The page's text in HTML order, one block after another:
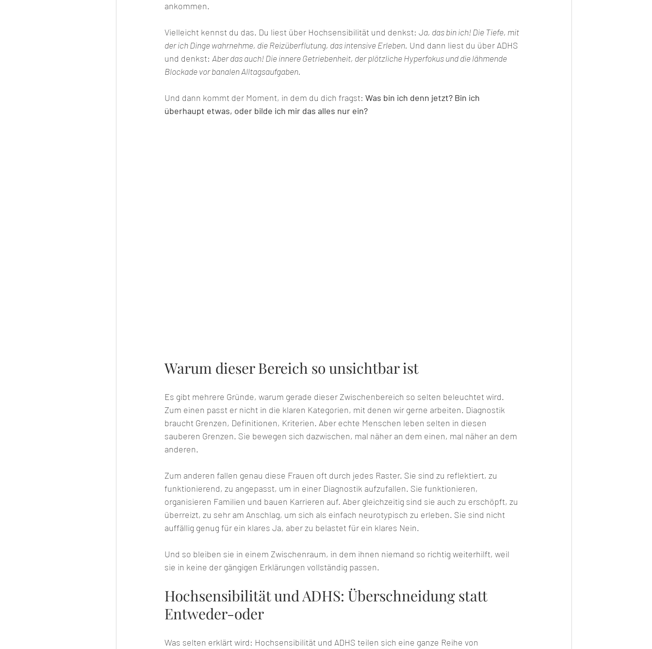
ankommen.
Vielleicht kennst du das. Du liest über Hochsensibilität und denkst: Ja, das bin ich! Die Tiefe, mit
der ich Dinge wahrnehme, die Reizüberflutung, das intensive Erleben. Und dann liest du über ADHS
und denkst: Aber das auch! Die innere Getriebenheit, der plötzliche Hyperfokus und die lähmende
Blockade vor banalen Alltagsaufgaben.
Und dann kommt der Moment, in dem du dich fragst: Was bin ich denn jetzt? Bin ich
überhaupt etwas, oder bilde ich mir das alles nur ein?
Warum dieser Bereich so unsichtbar ist
Es gibt mehrere Gründe, warum gerade dieser Zwischenbereich so selten beleuchtet wird.
Zum einen passt er nicht in die klaren Kategorien, mit denen wir gerne arbeiten. Diagnostik
braucht Grenzen, Definitionen, Kriterien. Aber echte Menschen leben selten in diesen
sauberen Grenzen. Sie bewegen sich dazwischen, mal näher an dem einen, mal näher an dem
anderen.
Zum anderen fallen genau diese Frauen oft durch jedes Raster. Sie sind zu reflektiert, zu
funktionierend, zu angepasst, um in einer Diagnostik aufzufallen. Sie funktionieren,
organisieren Familien und bauen Karrieren auf. Aber gleichzeitig sind sie auch zu erschöpft, zu
überreizt, zu sehr am Anschlag, um sich als einfach neurotypisch zu erleben. Sie sind nicht
auffällig genug für ein klares Ja, aber zu belastet für ein klares Nein.
Und so bleiben sie in einem Zwischenraum, in dem ihnen niemand so richtig weiterhilft, weil
sie in keine der gängigen Erklärungen vollständig passen.
Hochsensibilität und ADHS: Überschneidung statt
Entweder-oder
Was selten erklärt wird: Hochsensibilität und ADHS teilen sich eine ganze Reihe von